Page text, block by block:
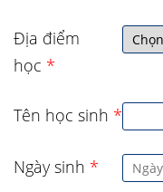
Địa điểm
học *
Tên học sinh *
Ngày sinh *